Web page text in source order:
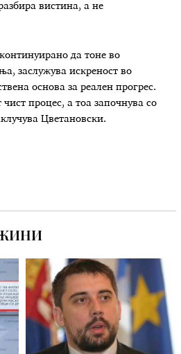
вистина, а не
да тоне во
заслужува искреност во
основа за реален прогрес.
чист процес, а тоа започнува со
Цветановски.